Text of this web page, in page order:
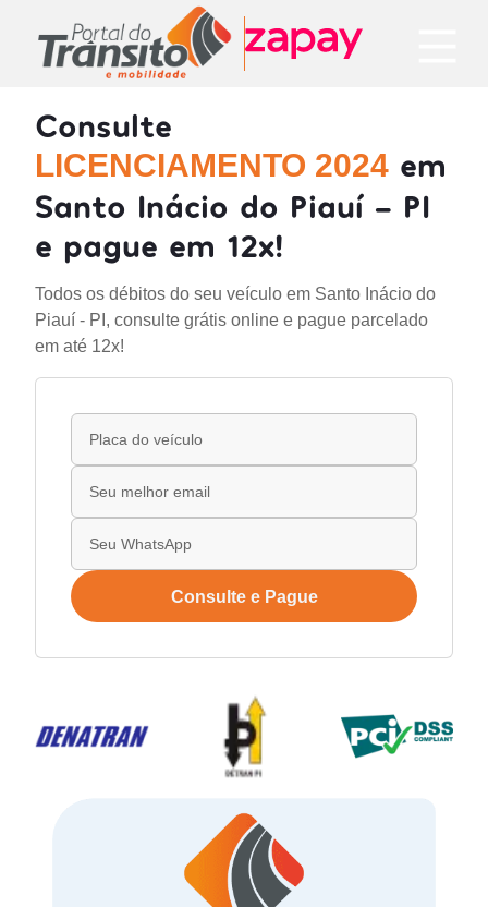
Consulte
LICENCIAMENTO 2024 em
Santo Inácio do Piauí - PI
e pague em 12x!
Todos os débitos do seu veículo em Santo Inácio do
Piauí - PI, consulte grátis online e pague parcelado
em até 12x!
Consulte e Pague